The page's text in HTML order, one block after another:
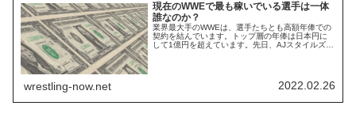
現在のWWEで最も稼いでいる選手は一体
誰なのか？
業界最大手のWWEは、選手たちとも高額年俸での
契約を結んでいます。トップ層の年俸は日本円に
して1億円を超えています。先日、AJスタイルズが
大の高給取りとはならないようです。レスリン
グ・オブザーバーによれば、現在のWWEで最...
wrestling-now.net 2022.02.26